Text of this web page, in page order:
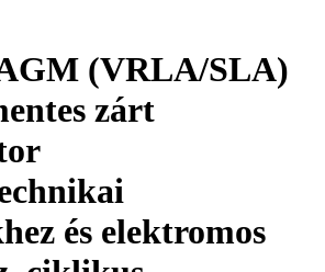
(VRLA/SLA)
zárt
és elektromos